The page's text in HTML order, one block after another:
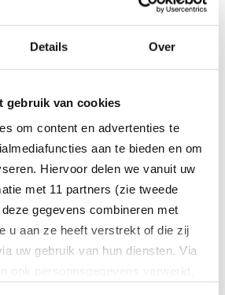
Details Over
gebruik van cookies
om content en advertenties te
aan te bieden en om
Hiervoor delen we vanuit uw
met 11 partners (zie tweede
gegevens combineren met
u aan ze heeft verstrekt of die zij
uw gebruik van hun diensten. Via
Energy Controller 10.0 kW
5 functies in één
opladen via zonne-
batterij
installatie in slechts 15
efficiëntie tot 98.4%
met parallelle